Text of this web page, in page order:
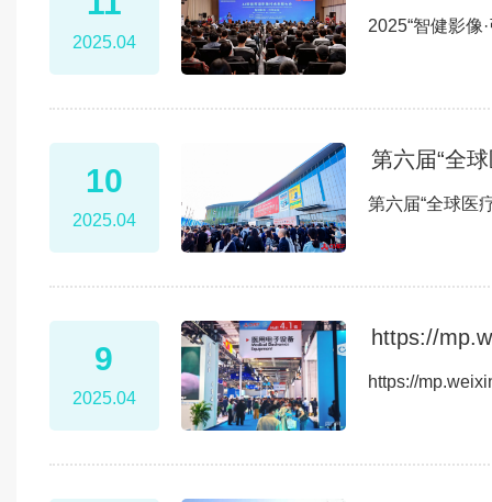
2025.04
2025“智健影像
10
2025.04
第六届“全
第六届“全球医
9
2025.04
https://
https://